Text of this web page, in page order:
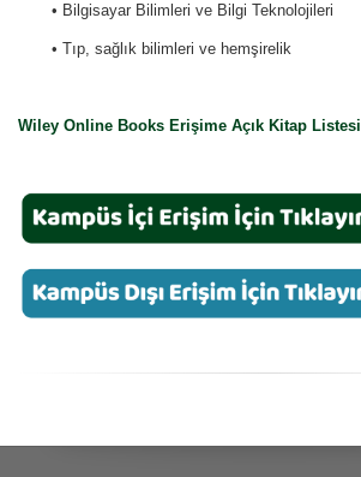
• Bilgisayar Bilimleri ve Bilgi Teknolojileri
• Tıp, sağlık bilimleri ve hemşirelik
Wiley Online Books Erişime Açık Kitap Listesi